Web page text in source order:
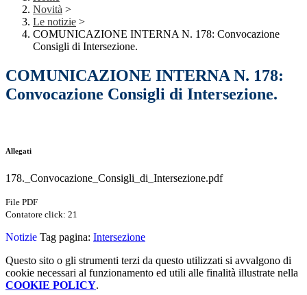
Novità >
Le notizie >
COMUNICAZIONE INTERNA N. 178: Convocazione
Consigli di Intersezione.
COMUNICAZIONE INTERNA N. 178:
Convocazione Consigli di Intersezione.
Allegati
178._Convocazione_Consigli_di_Intersezione.pdf
File PDF
Contatore click: 21
Notizie Tag pagina: Intersezione
Questo sito o gli strumenti terzi da questo utilizzati si avvalgono di
cookie necessari al funzionamento ed utili alle finalità illustrate nella
COOKIE POLICY.